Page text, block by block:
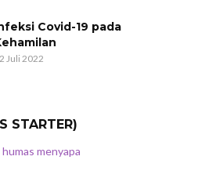
Covid-19 pada
Juli 2022
STARTER)